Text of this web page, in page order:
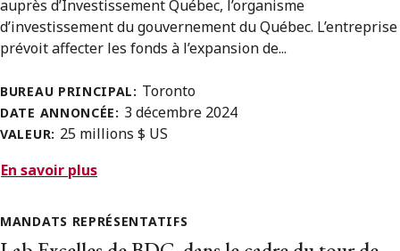
auprès d’Investissement Québec, l’organisme
d’investissement du gouvernement du Québec. L’entreprise
prévoit affecter les fonds à l’expansion de...
BUREAU PRINCIPAL: Toronto
DATE ANNONCÉE: 3 décembre 2024
VALEUR: 25 millions $ US
En savoir plus
MANDATS REPRÉSENTATIFS